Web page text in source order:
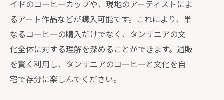
通販で手軽に購入できるタンザニアコ
ーヒー
現地直送のタンザニアコーヒー豆の美
味しさ
タンザニアのコーヒー豆の産地と特徴
通販でのタンザニアコーヒー豆のお得
イドのコーヒーカップや、現地のアーティストによ
るアート作品などが購入可能です。これにより、単
なるコーヒーの購入だけでなく、タンザニアの文
化全体に対する理解を深めることができます。通販
を賢く利用し、タンザニアのコーヒーと文化を自
宅で存分に楽しんでください。